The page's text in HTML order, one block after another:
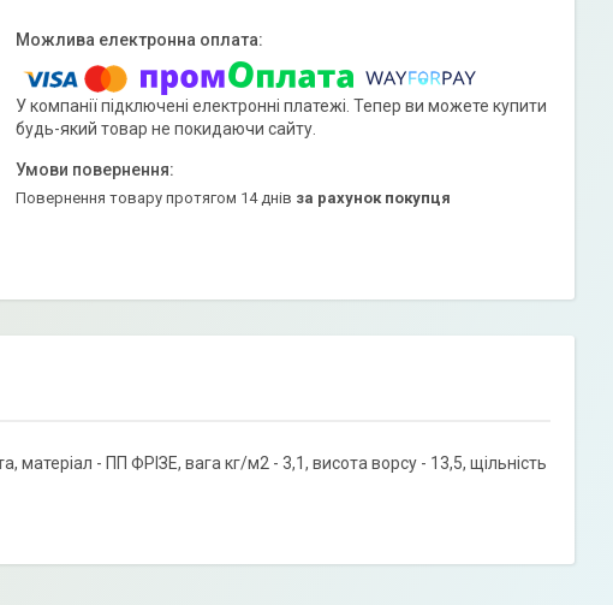
У компанії підключені електронні платежі. Тепер ви можете купити
будь-який товар не покидаючи сайту.
повернення товару протягом 14 днів за рахунок покупця
- ПП ФРІЗЕ, вага кг/м2 - 3,1, висота ворсу - 13,5, щільність